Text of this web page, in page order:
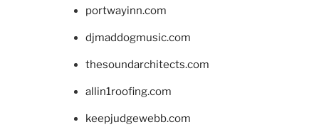
portwayinn.com
djmaddogmusic.com
thesoundarchitects.com
allin1roofing.com
keepjudgewebb.com